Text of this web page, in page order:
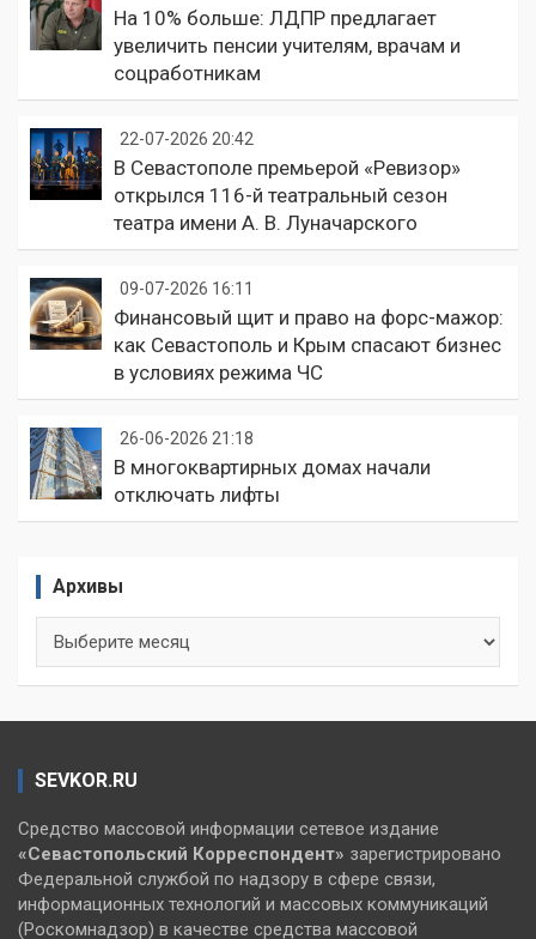
На 10% больше: ЛДПР предлагает
увеличить пенсии учителям, врачам и
соцработникам
22-07-2026 20:42
В Севастополе премьерой «Ревизор»
открылся 116-й театральный сезон
театра имени А. В. Луначарского
09-07-2026 16:11
Финансовый щит и право на форс-мажор:
как Севастополь и Крым спасают бизнес
в условиях режима ЧС
26-06-2026 21:18
В многоквартирных домах начали
отключать лифты
Архивы
SEVKOR.RU
Средство массовой информации сетевое издание
«Севастопольский Корреспондент» зарегистрировано
Федеральной службой по надзору в сфере связи,
информационных технологий и массовых коммуникаций
(Роскомнадзор) в качестве средства массовой